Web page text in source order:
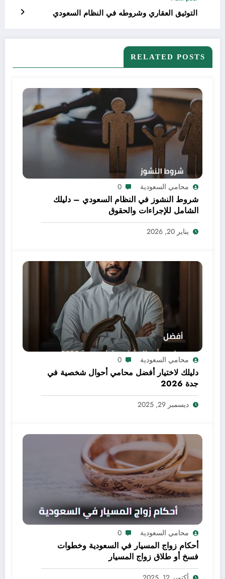
التوثيق العقاري وشروطه في النظام السعودي
RELATED POSTS
محامي السعودية 0
شروط النشوز في النظام السعودي – دليلك
الشامل للإجراءات والحقوق
يناير 20, 2026
محامي السعودية 0
دليلك لاختيار أفضل محامي أحوال شخصية في
جدة 2026
ديسمبر 29, 2025
محامي السعودية 0
أحكام زواج المسيار في السعودية وخطوات
فسخ أو طلاق زواج المسيار